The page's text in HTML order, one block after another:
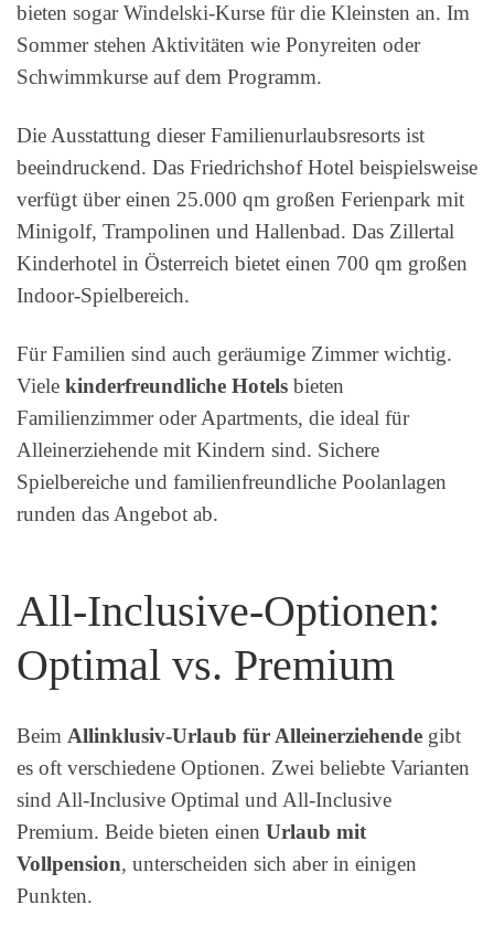
bieten sogar Windelski-Kurse für die Kleinsten an. Im
Sommer stehen Aktivitäten wie Ponyreiten oder
Schwimmkurse auf dem Programm.
Die Ausstattung dieser Familienurlaubsresorts ist
beeindruckend. Das Friedrichshof Hotel beispielsweise
verfügt über einen 25.000 qm großen Ferienpark mit
Minigolf, Trampolinen und Hallenbad. Das Zillertal
Kinderhotel in Österreich bietet einen 700 qm großen
Indoor-Spielbereich.
Für Familien sind auch geräumige Zimmer wichtig.
Viele kinderfreundliche Hotels bieten
Familienzimmer oder Apartments, die ideal für
Alleinerziehende mit Kindern sind. Sichere
Spielbereiche und familienfreundliche Poolanlagen
runden das Angebot ab.
All-Inclusive-Optionen:
Optimal vs. Premium
Beim Allinklusiv-Urlaub für Alleinerziehende gibt
es oft verschiedene Optionen. Zwei beliebte Varianten
sind All-Inclusive Optimal und All-Inclusive
Premium. Beide bieten einen Urlaub mit
Vollpension, unterscheiden sich aber in einigen
Punkten.